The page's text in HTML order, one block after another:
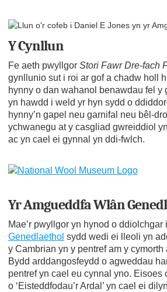
Y Cynllun
Fe aeth pwyllgor Stori Fawr Dre-fach
gynllunio sut i roi ar gof a chadw holl
hynny o dan wahanol benawdau fel y
yn hawdd i weld yr hyn sydd o
hynny’n gapel neu garnifal neu bêl-
ychwanegu at y casgliad gwreiddiol
ac yn cael ei gynnal yn ddi-fwlch.
Yr Amgueddfa Wlân
Mae’r pwyllgor yn hynod o ddiolchgar
Genedlaethol sydd wedi ei lleoli yn
y Cambrian yn y pentref am y cymorth
Bydd arddangosfeydd o agweddau
pentref yn cael eu cynnal yno. Eisoes
o ‘Eisteddfodau’r Ardal’ yn cael ei